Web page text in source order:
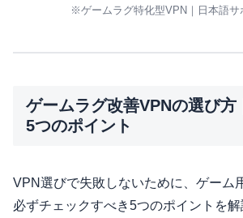
※ゲームラグ特化型VPN｜日本語サ
ゲームラグ改善VPNの選び方
5つのポイント
VPN選びで失敗しないために、ゲーム
必ずチェックすべき5つのポイントを解